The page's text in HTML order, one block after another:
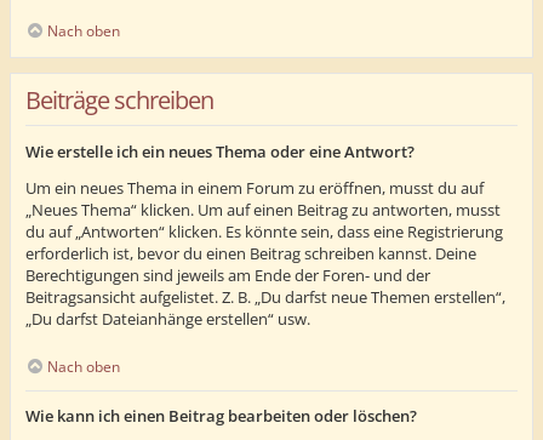
Nach oben
Beiträge schreiben
Wie erstelle ich ein neues Thema oder eine Antwort?
Um ein neues Thema in einem Forum zu eröffnen, musst du auf
„Neues Thema“ klicken. Um auf einen Beitrag zu antworten, musst
du auf „Antworten“ klicken. Es könnte sein, dass eine Registrierung
erforderlich ist, bevor du einen Beitrag schreiben kannst. Deine
Berechtigungen sind jeweils am Ende der Foren- und der
Beitragsansicht aufgelistet. Z. B. „Du darfst neue Themen erstellen“,
„Du darfst Dateianhänge erstellen“ usw.
Nach oben
Wie kann ich einen Beitrag bearbeiten oder löschen?